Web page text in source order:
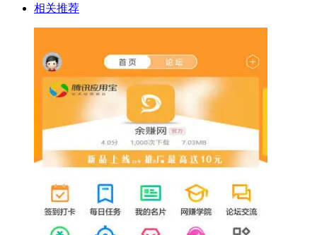
相关推荐